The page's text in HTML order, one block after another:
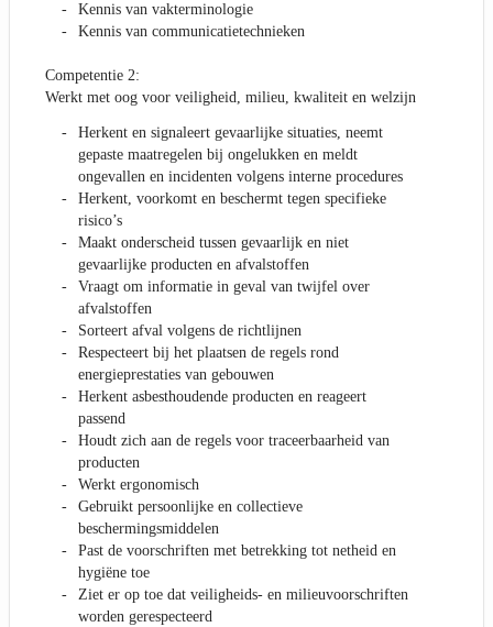
Kennis van vakterminologie
Kennis van communicatietechnieken
Competentie 2:
Werkt met oog voor veiligheid, milieu, kwaliteit en welzijn
Herkent en signaleert gevaarlijke situaties, neemt
gepaste maatregelen bij ongelukken en meldt
ongevallen en incidenten volgens interne procedures
Herkent, voorkomt en beschermt tegen specifieke
risico’s
Maakt onderscheid tussen gevaarlijk en niet
gevaarlijke producten en afvalstoffen
Vraagt om informatie in geval van twijfel over
afvalstoffen
Sorteert afval volgens de richtlijnen
Respecteert bij het plaatsen de regels rond
energieprestaties van gebouwen
Herkent asbesthoudende producten en reageert
passend
Houdt zich aan de regels voor traceerbaarheid van
producten
Werkt ergonomisch
Gebruikt persoonlijke en collectieve
beschermingsmiddelen
Past de voorschriften met betrekking tot netheid en
hygiëne toe
Ziet er op toe dat veiligheids- en milieuvoorschriften
worden gerespecteerd